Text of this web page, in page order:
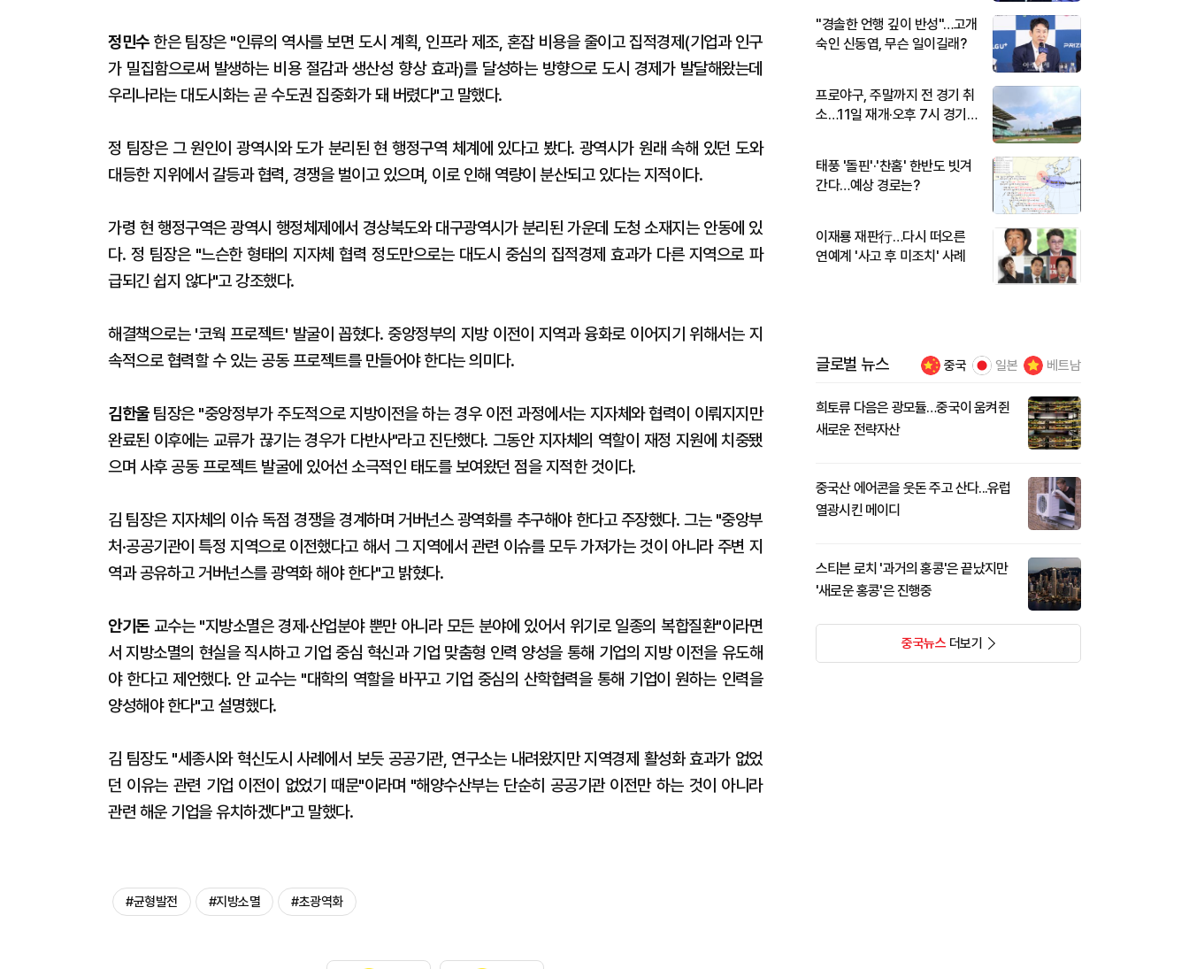
정민수한은 팀장은 "인류의 역사를 보면 도시 계획, 인프라 제조, 혼잡 비용을 줄이고 집적경제(기업과 인구
가 밀집함으로써 발생하는 비용 절감과 생산성 향상 효과)를 달성하는 방향으로 도시 경제가 발달해왔는데
우리나라는 대도시화는 곧 수도권 집중화가 돼 버렸다"고 말했다.
정 팀장은 그 원인이 광역시와 도가 분리된 현 행정구역 체계에 있다고 봤다. 광역시가 원래 속해 있던 도와
대등한 지위에서 갈등과 협력, 경쟁을 벌이고 있으며, 이로 인해 역량이 분산되고 있다는 지적이다.
가령 현 행정구역은 광역시 행정체제에서 경상북도와 대구광역시가 분리된 가운데 도청 소재지는 안동에 있
다. 정 팀장은 "느슨한 형태의 지자체 협력 정도만으로는 대도시 중심의 집적경제 효과가 다른 지역으로 파
급되긴 쉽지 않다"고 강조했다.
해결책으로는 '코웍 프로젝트' 발굴이 꼽혔다. 중앙정부의 지방 이전이 지역과 융화로 이어지기 위해서는 지
속적으로 협력할 수 있는 공동 프로젝트를 만들어야 한다는 의미다.
김한울팀장은 "중앙정부가 주도적으로 지방이전을 하는 경우 이전 과정에서는 지자체와 협력이 이뤄지지만
완료된 이후에는 교류가 끊기는 경우가 다반사"라고 진단했다. 그동안 지자체의 역할이 재정 지원에 치중됐
으며 사후 공동 프로젝트 발굴에 있어선 소극적인 태도를 보여왔던 점을 지적한 것이다.
김 팀장은 지자체의 이슈 독점 경쟁을 경계하며 거버넌스 광역화를 추구해야 한다고 주장했다. 그는 "중앙부
처·공공기관이 특정 지역으로 이전했다고 해서 그 지역에서 관련 이슈를 모두 가져가는 것이 아니라 주변 지
역과 공유하고 거버넌스를 광역화 해야 한다"고 밝혔다.
안기돈교수는 "지방소멸은 경제·산업분야 뿐만 아니라 모든 분야에 있어서 위기로 일종의 복합질환"이라면
서 지방소멸의 현실을 직시하고 기업 중심 혁신과 기업 맞춤형 인력 양성을 통해 기업의 지방 이전을 유도해
야 한다고 제언했다. 안 교수는 "대학의 역할을 바꾸고 기업 중심의 산학협력을 통해 기업이 원하는 인력을
양성해야 한다"고 설명했다.
김 팀장도 "세종시와 혁신도시 사례에서 보듯 공공기관, 연구소는 내려왔지만 지역경제 활성화 효과가 없었
던 이유는 관련 기업 이전이 없었기 때문"이라며 "해양수산부는 단순히 공공기관 이전만 하는 것이 아니라
관련 해운 기업을 유치하겠다"고 말했다.
#균형발전 #지방소멸 #초광역화
"경솔한 언행 깊이 반성"…고개
숙인 신동엽, 무슨 일이길래?
프로야구, 주말까지 전 경기 취
소…11일 재개·오후 7시 경기
태풍 '돌핀'·'찬홈' 한반도 빗겨
간다…예상 경로는?
이재룡 재판行…다시 떠오른
연예계 '사고 후 미조치' 사례
글로벌 뉴스 중국 일본 베트남
희토류 다음은 광모듈…중국이 움켜쥔
새로운 전략자산
중국산 에어콘을 웃돈 주고 산다...유럽
열광시킨 메이디
스티븐 로치 '과거의 홍콩'은 끝났지만
'새로운 홍콩'은 진행중
중국뉴스더보기